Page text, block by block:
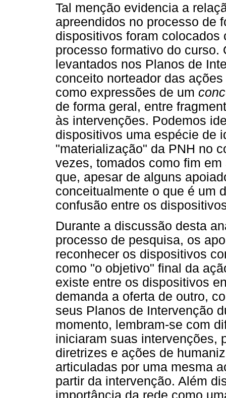
Tal menção evidencia a
apreendidos no processo de
dispositivos foram colocados
processo formativo do
levantados nos Planos de
conceito norteador das
como expressões de um
de forma geral, entre
às intervenções. Podemos
dispositivos uma espécie de
"materialização" da PNH no
vezes, tomados como fim
que, apesar de alguns
conceitualmente o que é um
confusão entre os
Durante a discussão desta
processo de pesquisa, os
reconhecer os dispositivos
como "o objetivo" final da
existe entre os dispositivos
demanda a oferta de outro,
seus Planos de Intervenção
momento, lembram-se com
iniciaram suas intervenções,
diretrizes e ações de
articuladas por uma mesma
partir da intervenção. Além
importância da rede como